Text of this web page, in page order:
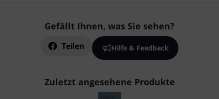
Gefällt Ihnen, was Sie sehen?
Teilen Hilfe & Feedback
Zuletzt angesehene Produkte